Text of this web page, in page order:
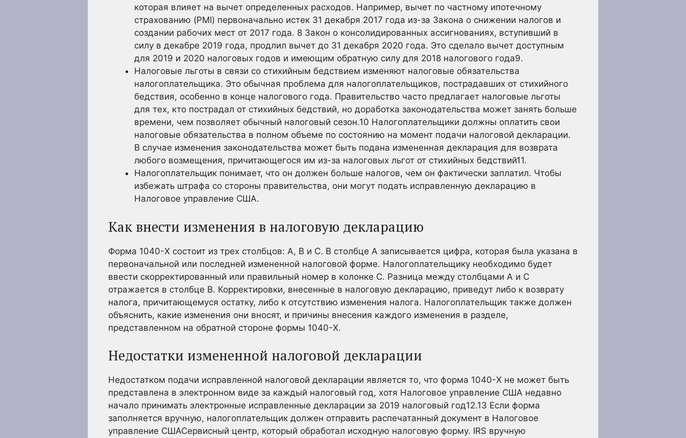
которая влияет на вычет определенных расходов. Например, вычет по частному ипотечному
страхованию (PMI) первоначально истек 31 декабря 2017 года из-за Закона о снижении налогов и
создании рабочих мест от 2017 года. 8 Закон о консолидированных ассигнованиях, вступивший в
силу в декабре 2019 года, продлил вычет до 31 декабря 2020 года. Это сделало вычет доступным
для 2019 и 2020 налоговых годов и имеющим обратную силу для 2018 налогового года9.
Налоговые льготы в связи со стихийным бедствием изменяют налоговые обязательства
налогоплательщика. Это обычная проблема для налогоплательщиков, пострадавших от стихийного
бедствия, особенно в конце налогового года. Правительство часто предлагает налоговые льготы
для тех, кто пострадал от стихийных бедствий, но доработка законодательства может занять больше
времени, чем позволяет обычный налоговый сезон.10 Налогоплательщики должны оплатить свои
налоговые обязательства в полном объеме по состоянию на момент подачи налоговой декларации.
В случае изменения законодательства может быть подана измененная декларация для возврата
любого возмещения, причитающегося им из-за налоговых льгот от стихийных бедствий11.
Налогоплательщик понимает, что он должен больше налогов, чем он фактически заплатил. Чтобы
избежать штрафа со стороны правительства, они могут подать исправленную декларацию в
Налоговое управление США.
Как внести изменения в налоговую декларацию
Форма 1040-X состоит из трех столбцов: A, B и C. В столбце A записывается цифра, которая была указана в
первоначальной или последней измененной налоговой форме. Налогоплательщику необходимо будет
ввести скорректированный или правильный номер в колонке C. Разница между столбцами A и C
отражается в столбце B. Корректировки, внесенные в налоговую декларацию, приведут либо к возврату
налога, причитающемуся остатку, либо к отсутствию изменения налога. Налогоплательщик также должен
объяснить, какие изменения они вносят, и причины внесения каждого изменения в разделе,
представленном на обратной стороне формы 1040-X.
Недостатки измененной налоговой декларации
Недостатком подачи исправленной налоговой декларации является то, что форма 1040-X не может быть
представлена в электронном виде за каждый налоговый год, хотя Налоговое управление США недавно
начало принимать электронные исправленные декларации за 2019 налоговый год12.13 Если форма
заполняется вручную, налогоплательщик должен отправить распечатанный документ в Налоговое
управление СШАСервисный центр, который обработал исходную налоговую форму. IRS вручную